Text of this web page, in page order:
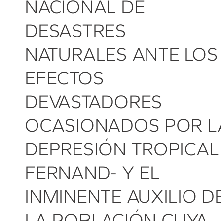
NACIONAL DE
DESASTRES
NATURALES ANTE LOS
EFECTOS
DEVASTADORES
OCASIONADOS POR
DEPRESIÓN
FERNAND- Y EL
INMINENTE AUXILIO